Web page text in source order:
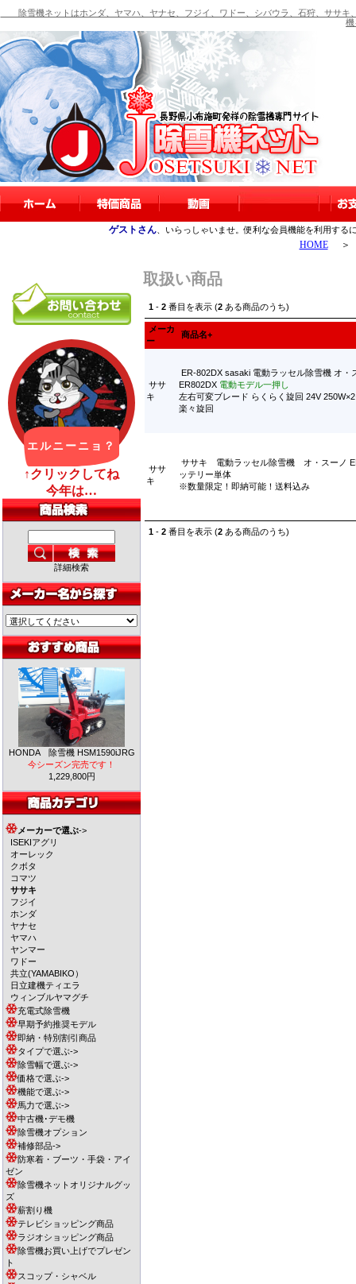
除雪機ネットはホンダ、ヤマハ、ヤナセ、フジイ、ワドー、シバウラ、石狩、ササキ
機
ゲストさん 、いらっしゃいませ。便利な会員機能を利用する
HOME ＞
詳細検索
HONDA 除雪機 HSM1590iJRG
今シーズン完売です！
1,229,800円
メーカーで選ぶ->
ISEKIアグリ
オーレック
クボタ
コマツ
ササキ
フジイ
ホンダ
ヤナセ
ヤマハ
ヤンマー
ワドー
共立(YAMABIKO）
日立建機ティエラ
ウィンブルヤマグチ
充電式除雪機
早期予約推奨モデル
即納・特別割引商品
タイプで選ぶ->
除雪幅で選ぶ->
価格で選ぶ->
機能で選ぶ->
馬力で選ぶ->
中古機･デモ機
除雪機オプション
補修部品->
防寒着・ブーツ・手袋・アイ
ゼン
除雪機ネットオリジナルグッ
ズ
薪割り機
テレビショッピング商品
ラジオショッピング商品
除雪機お買い上げでプレゼン
ト
スコップ・シャベル
取扱い商品
1 - 2 番目を表示 (2 ある商品のうち)
メーカ
ー
商品名+
ササ
キ
ER-802DX sasaki 電動ラッセル除雪機 オ・
ER802DX 電動モデル一押し
左右可変ブレード らくらく旋回 24V
楽々旋回
ササ
キ
ササキ 電動ラッセル除雪機 オ・スーノ
ッテリー単体
※数量限定！即納可能！送料込み
1 - 2 番目を表示 (2 ある商品のうち)